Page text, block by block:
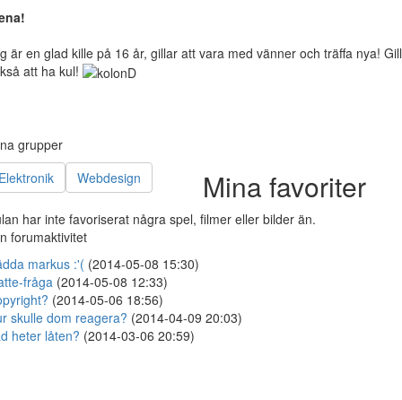
är en glad kille på 16 år, gillar att vara med vänner och träffa nya!
att ha kul!
grupper
Webdesign Mina favoriter
har inte favoriserat några spel, filmer eller bilder än.
forumaktivitet
markus :'( (2014-05-08 15:30)
fråga (2014-05-08 12:33)
(2014-05-06 18:56)
skulle dom reagera? (2014-04-09 20:03)
heter låten? (2014-03-06 20:59)